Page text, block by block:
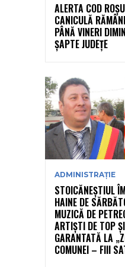
ALERTA COD
CANICULĂ
PÂNĂ VINERI
ȘAPTE JUDEȚE
ADMINISTRAȚIE
STOICĂNEȘTIUL
HAINE DE
MUZICĂ DE
ARTIȘTI DE TOP
GARANTATĂ LA
COMUNEI – FIII